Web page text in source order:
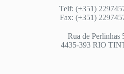
Telf: (+351)
Fax: (+351)
Rua de Perlinhas
4435-393 RIO